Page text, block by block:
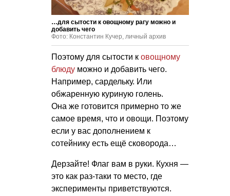
…для сытости к овощному рагу можно и
добавить чего
Фото: Константин Кучер, личный архив
Поэтому для сытости к овощному
блюду можно и добавить чего.
Например, сардельку. Или
обжаренную куриную голень.
Она же готовится примерно то же
самое время, что и овощи. Поэтому
если у вас дополнением к
сотейнику есть ещё сковорода…
Дерзайте! Флаг вам в руки. Кухня —
это как раз-таки то место, где
эксперименты приветствуются.